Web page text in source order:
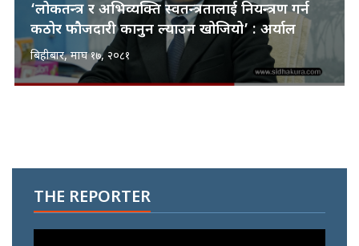
‘लोकतन्त्र र अभिव्यक्ति स्वतन्त्रतालाई नियन्त्रण गर्न
कठोर फौजदारी कानुन ल्याउन खोजियो’ : अर्याल
बिहीबार, माघ १७, २०८१
THE REPORTER